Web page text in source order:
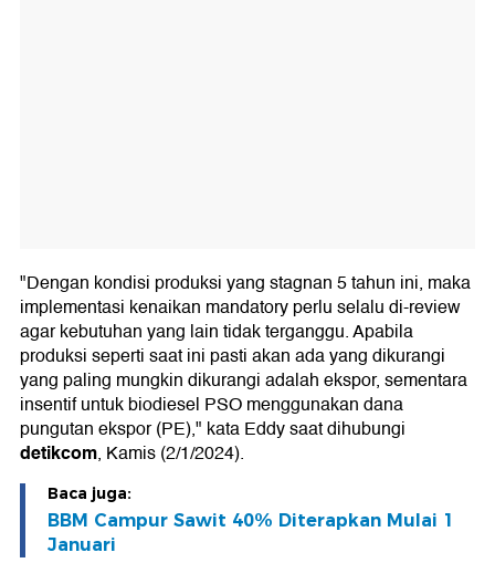
"Dengan kondisi produksi yang stagnan 5 tahun ini, maka
implementasi kenaikan mandatory perlu selalu di-review
agar kebutuhan yang lain tidak terganggu. Apabila
produksi seperti saat ini pasti akan ada yang dikurangi
yang paling mungkin dikurangi adalah ekspor, sementara
insentif untuk biodiesel PSO menggunakan dana
pungutan ekspor (PE)," kata Eddy saat dihubungi
detikcom, Kamis (2/1/2024).
Baca juga:
BBM Campur Sawit 40% Diterapkan Mulai 1
Januari